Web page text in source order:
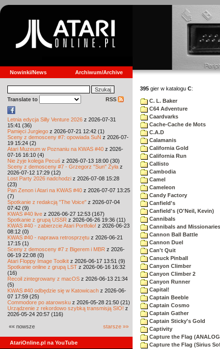
Nowinki/News Archiwum/Archive
Translate to RSS
Letnia edycja Silly Venture 2026 z 2026-07-31
15:41 (36)
Pamięci Jurgiego z 2026-07-21 12:42 (1)
Sceny z demosceny #7: opowiada SuN z 2026-07-
19 15:24 (2)
Atari Muzeum w Poznaniu na KWAS #40 z 2026-
07-16 16:10 (4)
Nie żyje kolega Pecuś z 2026-07-13 18:00 (30)
Sceny z demosceny #7 - Grzegorz "Sun" Żyła z
2026-07-12 17:29 (12)
Lost Party 2026 nadchodzi z 2026-07-08 15:28
(23)
Pan Zenon i Atari na KWAS #40 z 2026-07-07 13:25
(7)
Spotkanie z redakcją "The Voice" z 2026-07-04
07:42 (9)
KWAS #40 live z 2026-06-27 12:53 (167)
Spotkanie z grupą USSR z 2026-06-26 19:36 (11)
KWAS #40 - zabierzcie Atari Portfolio! z 2026-06-23
08:12 (0)
KWAS #40 - naprawa retrosprzętu z 2026-06-21
17:15 (1)
Sceny z demosceny #7 z Bigerem i MBR z 2026-
06-19 22:08 (0)
Atari Floppy Image Toolkit z 2026-06-17 13:51 (9)
Spotkanie online z grupą LST z 2026-06-16 16:32
(16)
Recoil zintegrowany z macOS z 2026-06-13 21:34
(5)
KWAS #40 odbędzie się w Katowicach z 2026-06-
07 17:59 (25)
Commodore po atarowsku z 2026-05-28 21:50 (21)
Urządzenie z rekordowo szybką transmisją SIO! z
2026-05-24 20:57 (116)
«« nowsze starsze »»
AtariOnline.pl na YouTube
395 gier w katalogu C:
C. L. Baker
C64 Adventure
Caardvarks
Cache-Cache de Mots
C.A.D
Calamanis
California Gold
California Run
Callisto
Cambodia
Camel
Cameleon
Candy Factory
Canfield's
Canfield's (O'Neil, Kevin)
Cannibals
Cannibals and Missionaries
Cannon Ball Battle
Cannon Duel
Can't Quit
Canuck Pinball
Canyon Climber
Canyon Climber 2
Canyon Runner
Capital!
Captain Beeble
Captain Cosmo
Captain Gather
Captain Sticky's Gold
Captivity
Capture the Flag
Capture the Flag (Sirius